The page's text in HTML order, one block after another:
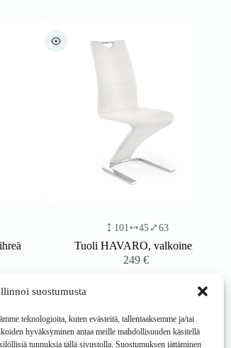
suostumusta
teknologioita, kuten evästeitä, tallentaaksemme ja/tai
hyväksyminen antaa meille mahdollisuuden käsitellä
tunnuksia tällä sivustolla. Suostumuksen jättäminen
45 63
Tuoli HAVARO, valkoinen